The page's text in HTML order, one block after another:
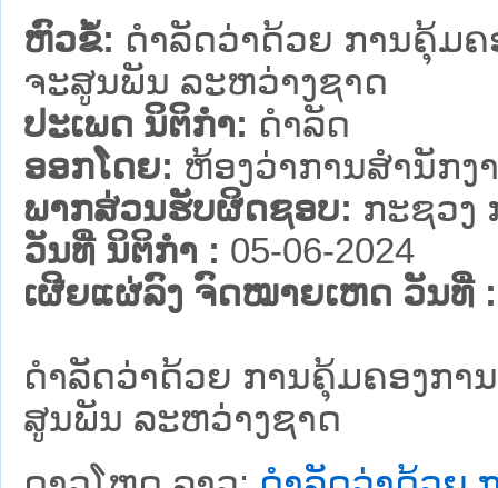
ຫົວຂໍ້: ດຳລັດວ່າດ້ວຍ ການຄຸ້ມ
ຈະສູນພັນ ລະຫວ່າງຊາດ
ປະເພດ ນິຕິກໍາ: ດໍາລັດ
ອອກໂດຍ: ຫ້ອງວ່າການສຳນັກ
ພາກສ່ວນຮັບຜິດຊອບ: ກະຊວງ
ວັນທີ່ ນິຕິກໍາ : 05-06-2024
ເຜີຍແຜ່ລົງ ຈົດໝາຍເຫດ ວັນທີ່ :
ດຳລັດວ່າດ້ວຍ ການຄຸ້ມຄອງກາ
ສູນພັນ ລະຫວ່າງຊາດ